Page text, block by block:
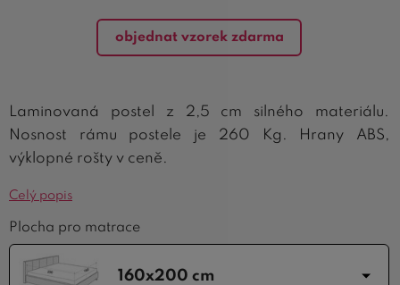
Laminovaná postel z 2,5 cm silného materiálu.
Nosnost rámu postele je 260 Kg. Hrany ABS,
výklopné rošty v ceně.
Celý popis
Plocha pro matrace
160x200 cm
objednat vzorek zdarma